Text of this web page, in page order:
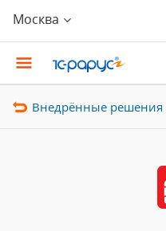
Москва
Внедрённые решения